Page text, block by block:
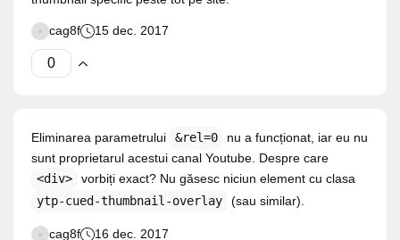
cag8f 15 dec. 2017
Eliminarea parametrului &rel=0
nu a funcționat, iar eu nu
sunt proprietarul acestui canal Youtube. Despre care
<div>
vorbiți exact? Nu găsesc niciun element cu clasa
ytp-cued-thumbnail-overlay
(sau similar).
cag8f 16 dec. 2017